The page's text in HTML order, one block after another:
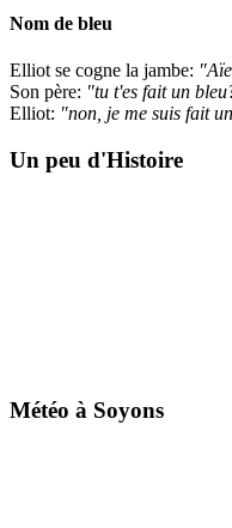
Nom de bleu
Elliot se cogne la jambe:
Son père: "tu t'es fait un
Elliot: "non, je me suis fait
Un peu d'Histoire
Météo à Soyons